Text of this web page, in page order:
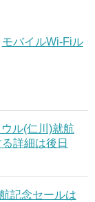
モバイルWi-Fiル
ル(仁川)就航
詳細は後日
記念セールは